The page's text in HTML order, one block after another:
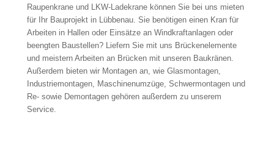
Raupenkrane und LKW-Ladekrane können Sie bei uns mieten
für Ihr Bauprojekt in Lübbenau. Sie benötigen einen Kran für
Arbeiten in Hallen oder Einsätze an Windkraftanlagen oder
beengten Baustellen? Liefern Sie mit uns Brückenelemente
und meistern Arbeiten an Brücken mit unseren Baukränen.
Außerdem bieten wir Montagen an, wie Glasmontagen,
Industriemontagen, Maschinenumzüge, Schwermontagen und
Re- sowie Demontagen gehören außerdem zu unserem
Service.